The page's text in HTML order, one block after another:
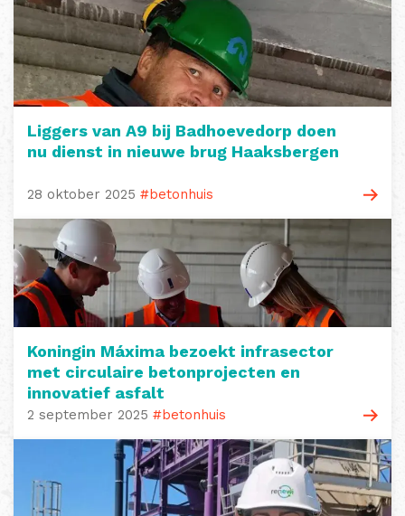
Liggers van A9 bij Badhoevedorp doen
nu dienst in nieuwe brug Haaksbergen
28 oktober 2025 #betonhuis
Koningin Máxima bezoekt infrasector
met circulaire betonprojecten en
innovatief asfalt
2 september 2025 #betonhuis